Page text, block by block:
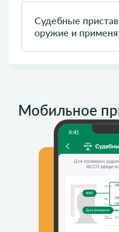
Судебные
оружие и
Мобильное